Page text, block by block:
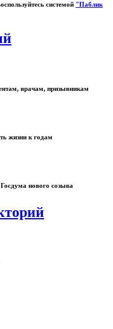
системой "Паблик
врачам, призывникам
жизни к годам
нового созыва